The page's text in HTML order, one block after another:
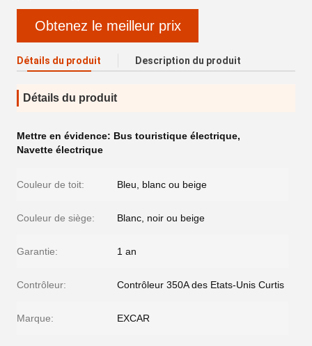
Obtenez le meilleur prix
Détails du produit Description du produit
Détails du produit
Mettre en évidence: Bus touristique électrique,
Navette électrique
Couleur de toit: Bleu, blanc ou beige
Couleur de siège: Blanc, noir ou beige
Garantie: 1 an
Contrôleur: Contrôleur 350A des Etats-Unis Curtis
Marque: EXCAR